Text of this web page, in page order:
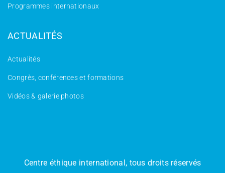
Programmes internationaux
ACTUALITÉS
Actualités
Congrès, conférences et formations
Vidéos & galerie photos
Centre éthique international, tous droits réservés